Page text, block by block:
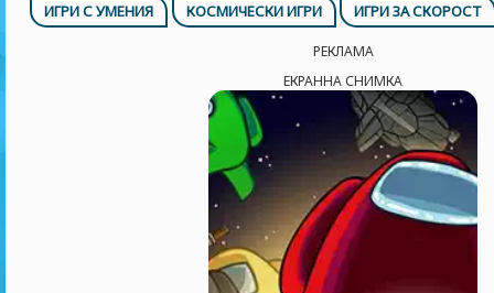
ИГРИ С УМЕНИЯ
КОСМИЧЕСКИ ИГРИ ИГРИ ЗА СКОРОСТ
РЕКЛАМА
ЕКРАННА СНИМКА